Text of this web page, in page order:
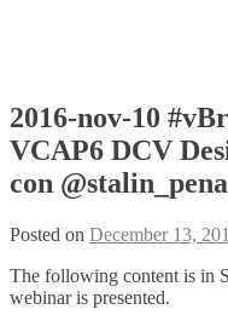
2016-nov-10
VCAP6 DCV
con
Posted on December 13,
The following content is in
webinar is presented.